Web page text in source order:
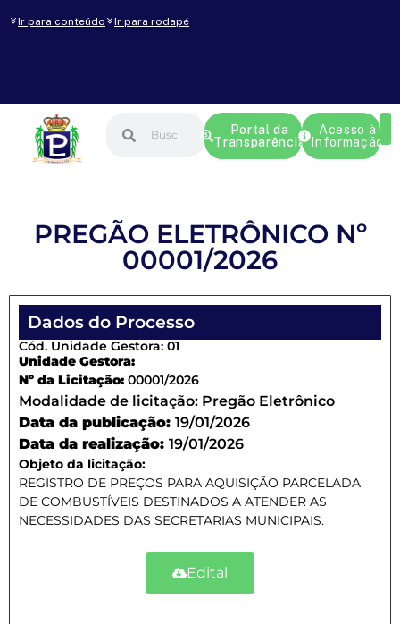
Ir para conteúdo Ir para rodapé
Portal da
Transparência
Acesso à
Informação
PREGÃO ELETRÔNICO Nº
00001/2026
Dados do Processo
Cód. Unidade Gestora: 01
Unidade Gestora:
Nº da Licitação: 00001/2026
Modalidade de licitação: Pregão Eletrônico
Data da publicação: 19/01/2026
Data da realização: 19/01/2026
Objeto da licitação:
REGISTRO DE PREÇOS PARA AQUISIÇÃO PARCELADA
DE COMBUSTÍVEIS DESTINADOS A ATENDER AS
NECESSIDADES DAS SECRETARIAS MUNICIPAIS.
Edital